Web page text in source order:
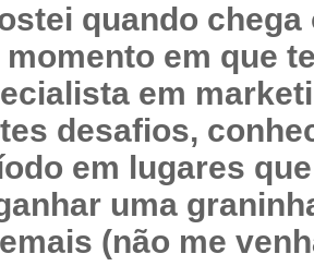
quando
em que
em
desafios,
em lugares
uma
(não me